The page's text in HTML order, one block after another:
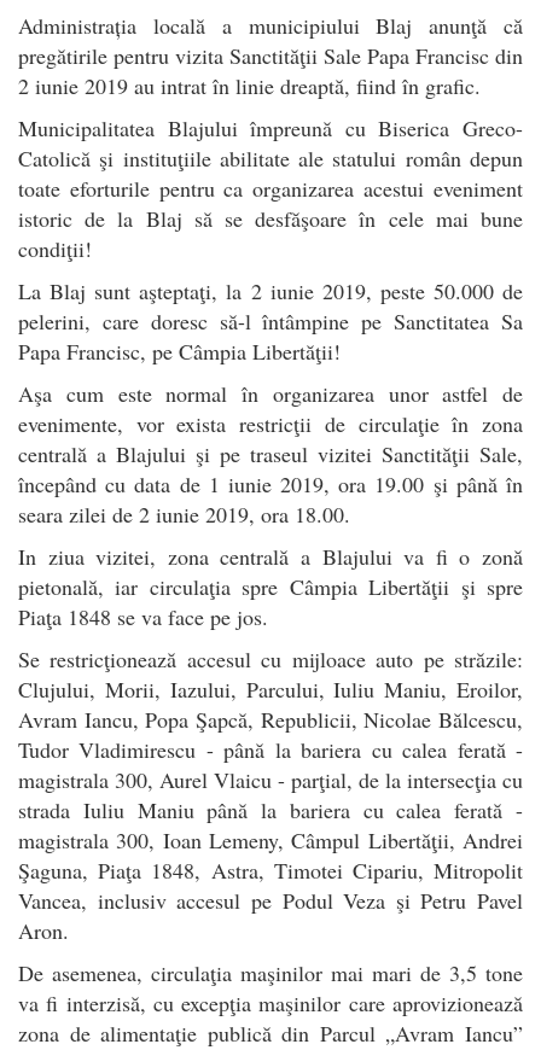
Administrația locală a municipiului Blaj anunţă că
pregătirile pentru vizita Sanctităţii Sale Papa Francisc din
2 iunie 2019 au intrat în linie dreaptă, fiind în grafic.
Municipalitatea Blajului împreună cu Biserica Greco-
Catolică şi instituţiile abilitate ale statului român depun
toate eforturile pentru ca organizarea acestui eveniment
istoric de la Blaj să se desfăşoare în cele mai bune
condiţii!
La Blaj sunt aşteptaţi, la 2 iunie 2019, peste 50.000 de
pelerini, care doresc să-l întâmpine pe Sanctitatea Sa
Papa Francisc, pe Câmpia Libertăţii!
Aşa cum este normal în organizarea unor astfel de
evenimente, vor exista restricţii de circulaţie în zona
centrală a Blajului şi pe traseul vizitei Sanctităţii Sale,
începând cu data de 1 iunie 2019, ora 19.00 şi până în
seara zilei de 2 iunie 2019, ora 18.00.
In ziua vizitei, zona centrală a Blajului va fi o zonă
pietonală, iar circulaţia spre Câmpia Libertăţii şi spre
Piaţa 1848 se va face pe jos.
Se restricţionează accesul cu mijloace auto pe străzile:
Clujului, Morii, Iazului, Parcului, Iuliu Maniu, Eroilor,
Avram Iancu, Popa Şapcă, Republicii, Nicolae Bălcescu,
Tudor Vladimirescu - până la bariera cu calea ferată -
magistrala 300, Aurel Vlaicu - parţial, de la intersecţia cu
strada Iuliu Maniu până la bariera cu calea ferată -
magistrala 300, Ioan Lemeny, Câmpul Libertăţii, Andrei
Şaguna, Piaţa 1848, Astra, Timotei Cipariu, Mitropolit
Vancea, inclusiv accesul pe Podul Veza şi Petru Pavel
Aron.
De asemenea, circulaţia maşinilor mai mari de 3,5 tone
va fi interzisă, cu excepţia maşinilor care aprovizionează
zona de alimentaţie publică din Parcul „Avram Iancu”